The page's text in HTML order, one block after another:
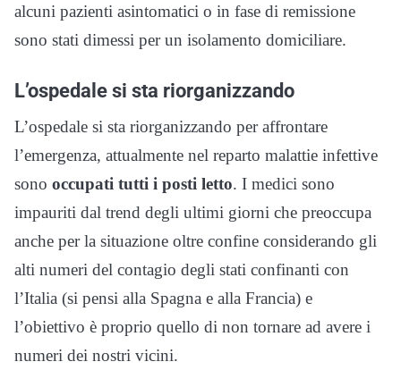
alcuni pazienti asintomatici o in fase di remissione
sono stati dimessi per un isolamento domiciliare.
L’ospedale si sta riorganizzando
L’ospedale si sta riorganizzando per affrontare
l’emergenza, attualmente nel reparto malattie infettive
sono occupati tutti i posti letto. I medici sono
impauriti dal trend degli ultimi giorni che preoccupa
anche per la situazione oltre confine considerando gli
alti numeri del contagio degli stati confinanti con
l’Italia (si pensi alla Spagna e alla Francia) e
l’obiettivo è proprio quello di non tornare ad avere i
numeri dei nostri vicini.